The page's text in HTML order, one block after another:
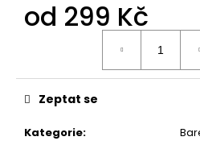
od 299 Kč
Kategorie:
Zeptat se